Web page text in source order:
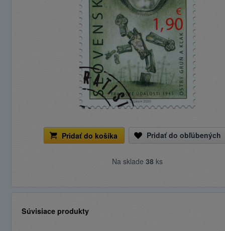
Pridať do košíka Pridať do obľúbených
Na sklade 38 ks
Súvisiace produkty